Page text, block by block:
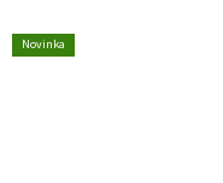
Novinka